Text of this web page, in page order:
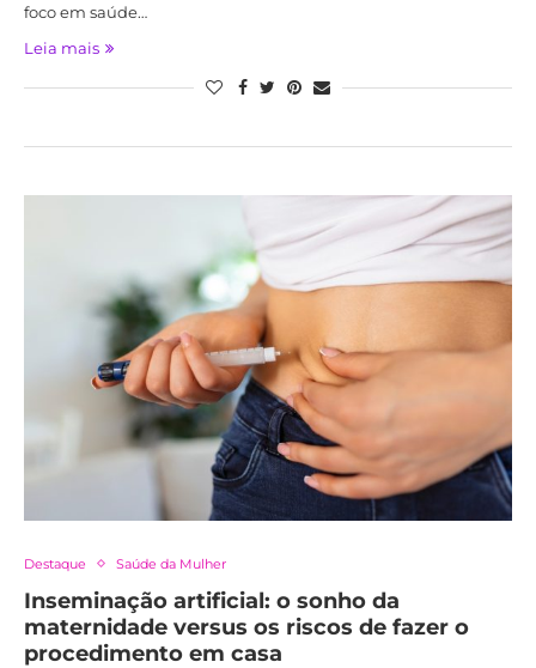
foco em saúde…
Leia mais
Destaque Saúde da Mulher
Inseminação artificial: o sonho da
maternidade versus os riscos de fazer o
procedimento em casa